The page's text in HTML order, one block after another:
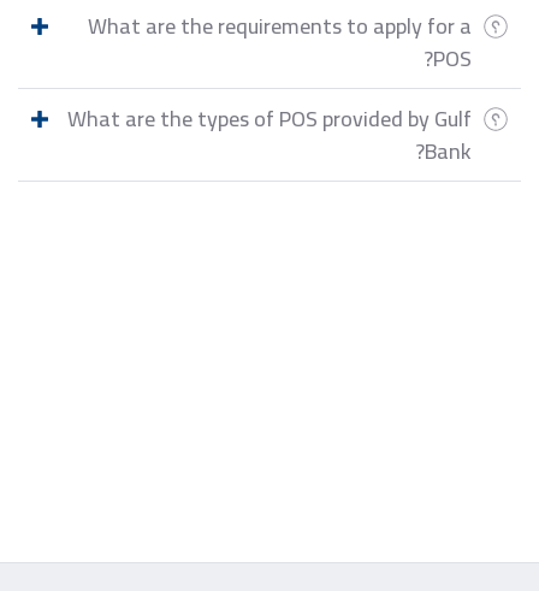
What are the requirements to apply for a
POS?
What are the types of POS provided by Gulf
Bank?